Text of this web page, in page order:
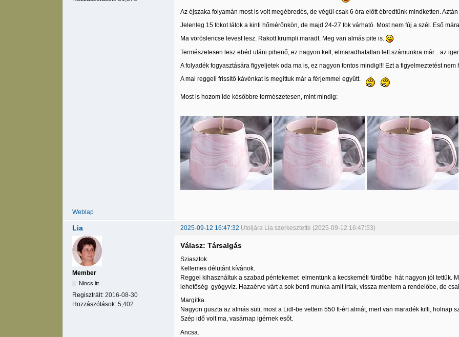
Az éjszaka folyamán most is volt megébredés, de végül csak 6 óra előtt ébredtünk mindketten.
Jelenleg 15 fokot látok a kinti hőmérőnkön, de majd 24-27 fok várható. Most nem fúj a szél. Eső
Ma vöröslencse levest lesz. Rakott krumpli maradt. Meg van almás pite is.
Természetesen lesz ebéd utáni pihenő, ez nagyon kell, elmaradhatatlan lett számunkra már... az
A folyadék fogyasztására figyeljetek oda ma is, ez nagyon fontos mindig!!! Ezt a figyelmeztetést nem
A mai reggeli frissítő kávénkat is megittuk már a férjemmel együtt.
Most is hozom ide későbbre természetesen, mint mindig:
Weblap
Lia 2025-09-12 16:47:32 Utoljára Lia szerkesztette (2025-09-12 16:47:53)
Member
Nincs itt
Regisztrált: 2016-08-30
Hozzászólások: 5,402
Válasz: Társalgás
Sziasztok.
Kellemes délutánt kívánok.
Reggel kihasználtuk a szabad péntekemet elmentünk a kecskeméti fürdőbe hát nagyon jól tettük.
lehetőség gyógyvíz. Hazaérve várt a sok benti munka amit írtak, vissza mentem a rendelőbe, de
Margitka.
Nagyon guszta az almás süti, most a Lidl-be vettem 550 ft-ért almát, mert van maradék kifli, holnap
Szép idő volt ma, vasárnap igérnek esőt.
Ancsa.